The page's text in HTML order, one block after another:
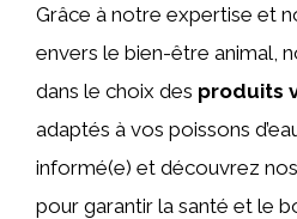
Grâce à notre expertise et
envers le bien-être animal,
dans le choix des produits
adaptés à vos poissons
informé(e) et découvrez
pour garantir la santé et le